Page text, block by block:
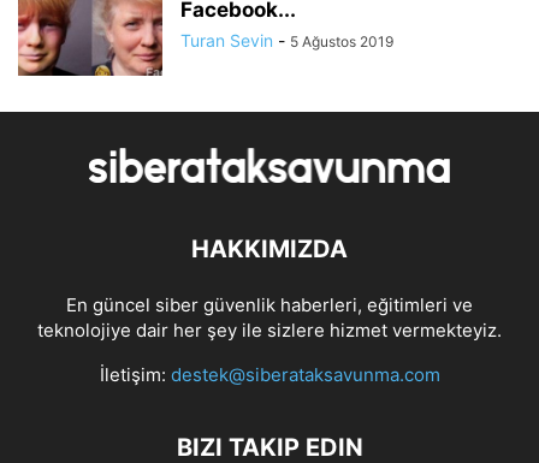
Facebook...
Turan Sevin - 5 Ağustos 2019
HAKKIMIZDA
En güncel siber güvenlik haberleri, eğitimleri ve
teknolojiye dair her şey ile sizlere hizmet vermekteyiz.
İletişim: destek@siberataksavunma.com
BIZI TAKIP EDIN